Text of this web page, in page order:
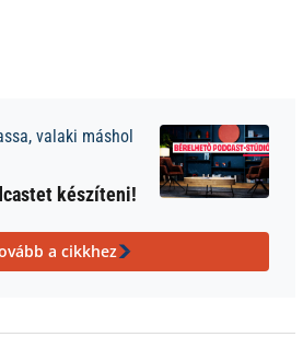
valaki máshol
készíteni!
a cikkhez